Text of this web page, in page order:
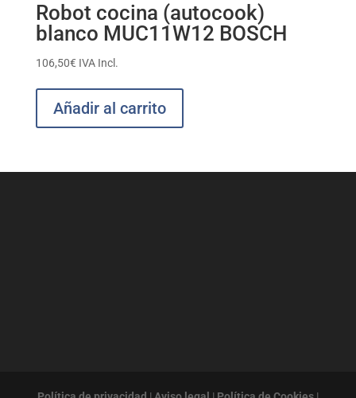
Robot cocina (autocook)
blanco MUC11W12 BOSCH
106,50€ IVA Incl.
Añadir al carrito